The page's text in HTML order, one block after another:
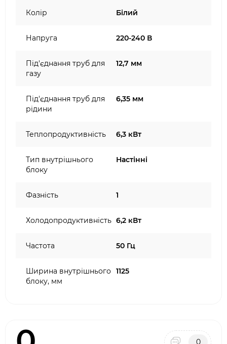
Колір Білий
Напруга 220-240 В
Під'єднання труб для
газу
12,7 мм
Під'єднання труб для
рідини
6,35 мм
Теплопродуктивність 6,3 кВт
Тип внутрішнього
блоку
Настінні
Фазність 1
Холодопродуктивність 6,2 кВт
Частота 50 Гц
Ширина внутрішнього
блоку, мм
1125
0